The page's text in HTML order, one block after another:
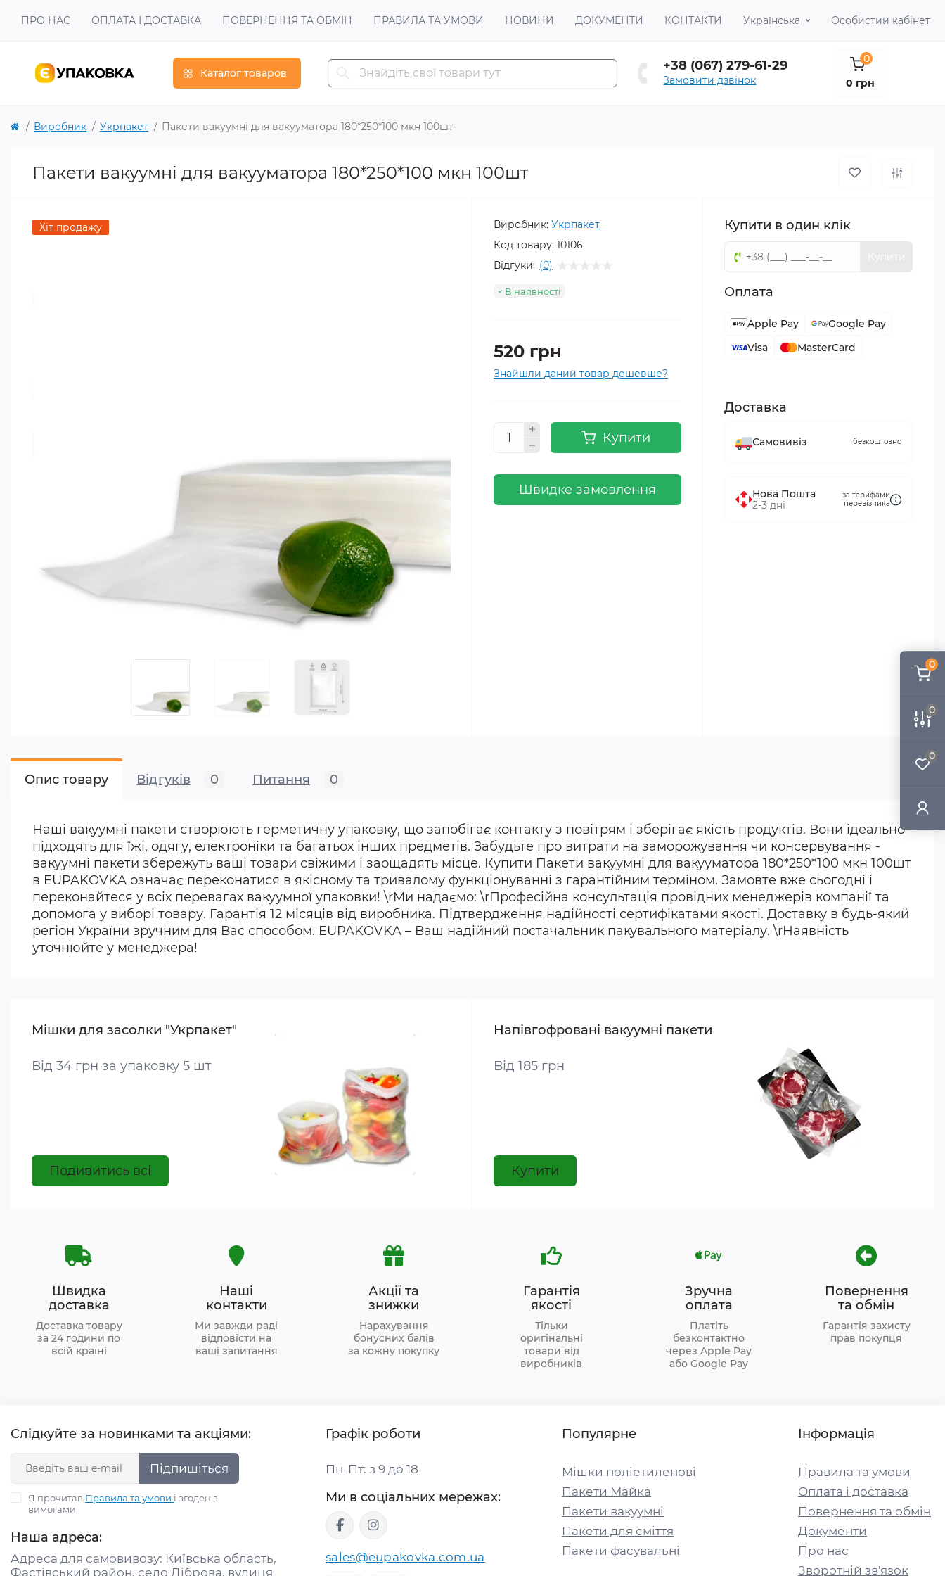
0
0
0
ПРО НАС ОПЛАТА І ДОСТАВКА ПОВЕРНЕННЯ ТА ОБМІН ПРАВИЛА ТА УМОВИ НОВИНИ ДОКУМЕНТИ КОНТАКТИ Українська Особистий кабінет
Каталог товаров +38 (067) 279-61-29
Замовити дзвінок
0
0 грн
Виробник Укрпакет Пакети вакуумні для вакууматора 180*250*100 мкн 100шт
Пакети вакуумні для вакууматора 180*250*100 мкн 100шт
Хіт продажу Виробник: Укрпакет
Код товару: 10106
Відгуки: (0)
В наявності
520 грн
Знайшли даний товар дешевше?
Купити
Швидке замовлення
Купити в один клік
Оплата
Apple Pay
Google Pay
Visa
MasterCard
Доставка
Самовивіз безкоштовно
Нова Пошта
2-3 дні
за тарифами
перевізника
Опис товару Відгуків 0 Питання 0
Наші вакуумні пакети створюють герметичну упаковку, що запобігає контакту з повітрям і зберігає якість продуктів. Вони ідеально
підходять для їжі, одягу, електроніки та багатьох інших предметів. Забудьте про витрати на заморожування чи консервування -
вакуумні пакети збережуть ваші товари свіжими і заощадять місце. Купити Пакети вакуумні для вакууматора 180*250*100 мкн 100шт
в EUPAKOVKA означає переконатися в якісному та тривалому функціонуванні з гарантійним терміном. Замовте вже сьогодні і
переконайтеся у всіх перевагах вакуумної упаковки! \rМи надаємо: \rПрофесійна консультація провідних менеджерів компанії та
допомога у виборі товару. Гарантія 12 місяців від виробника. Підтвердження надійності сертифікатами якості. Доставку в будь-який
регіон України зручним для Вас способом. EUPAKOVKA – Ваш надійний постачальник пакувального матеріалу. \rНаявність
уточнюйте у менеджера!
Мішки для засолки "Укрпакет"
Від 34 грн за упаковку 5 шт
Подивитись всі
Напівгофровані вакуумні пакети
Від 185 грн
Купити
Швидка
доставка
Доставка товару
за 24 години по
всій країні
Наші
контакти
Ми завжди раді
відповісти на
ваші запитання
Акції та
знижки
Нарахування
бонусних балів
за кожну покупку
Гарантія
якості
Тільки
оригінальні
товари від
виробників
Зручна
оплата
Платіть
безконтактно
через Apple Pay
або Google Pay
Повернення
та обмін
Гарантія захисту
прав покупця
Слідкуйте за новинками та акціями:
Підпишіться
Я прочитав Правила та умови і згоден з
вимогами
Наша адреса:
Адреса для самовивозу: Київська область,
Фастівський район, село Діброва, вулиця
Графік роботи
Пн-Пт: з 9 до 18
Ми в соціальних мережах:
sales@eupakovka.com.ua
Популярне
Мішки поліетиленові
Пакети Майка
Пакети вакуумні
Пакети для сміття
Пакети фасувальні
Інформація
Правила та умови
Оплата і доставка
Повернення та обмін
Документи
Про нас
Зворотній зв'язок